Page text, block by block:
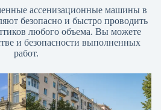
ассенизационные машины в
безопасно и быстро проводить
любого объема. Вы можете
и безопасности выполненных
работ.